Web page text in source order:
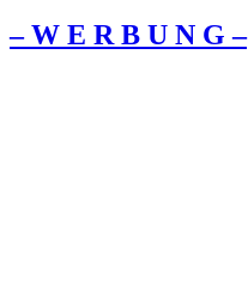
– W Ε R Β U Ν G –